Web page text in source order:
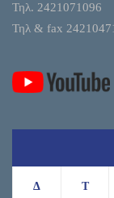
Τηλ. 2421071096
Τηλ & fax
Δ Τ